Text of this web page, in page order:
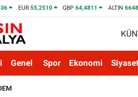
EUR 55,2510 GBP64,4811 ALTIN
Genel Spor Ekonomi